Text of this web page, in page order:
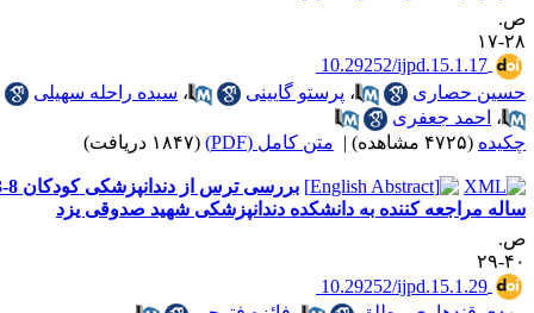
۱۷
‎ 10.29252/ijpd.15.1.17
حصاری
،پرستو گایینی ،سیده راحله سهیلی
،احمد جعفری
(۴۷۲۵ مشاهده) | متن کامل (PDF) (۱۸۴۷ دریافت)
بررسی ترس از دندانپزشکی کودکان 8-3
مراجعه کننده به دانشکده دندانپزشکی شهید صدوقی یزد
۲۹
‎ 10.29252/ijpd.15.1.29